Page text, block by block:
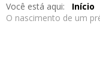
HOME EDIÇÕES
Você está aqui: Início
O nascimento de um